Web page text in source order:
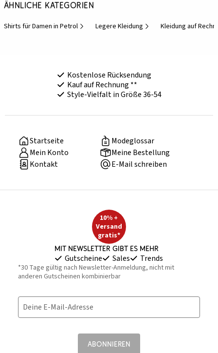
Ähnliche Kategorien
Shirts für Damen in Petrol Legere Kleidung Kleidung auf
Kostenlose Rücksendung
Kauf auf Rechnung **
Style-Vielfalt in Größe 36-54
Startseite
Modeglossar
Mein Konto
Meine Bestellung
Kontakt
E-Mail schreiben
10% +
Versand
gratis*
Mit Newsletter gibt es mehr
Gutscheine Sales Trends
*30 Tage gültig nach Newsletter-Anmeldung, nicht mit
anderen Gutscheinen kombinierbar
Deine E-Mail-Adresse
ABONNIEREN